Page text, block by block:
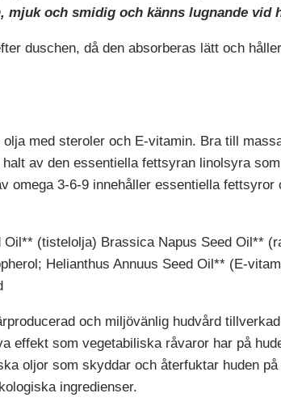
mjuk och smidig och känns lugnande
duschen, då den absorberas lätt och
med steroler och E-vitamin. Bra till
av den essentiella fettsyran linolsyra
omega 3-6-9 innehåller essentiella
Oil** (tistelolja) Brassica Napus Seed Oil**
Helianthus Annuus Seed Oil** (E-
och miljövänlig hudvård
effekt som vegetabiliska råvaror har på
oljor som skyddar och återfuktar huden
ingredienser.